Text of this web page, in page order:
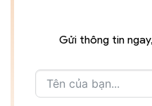
Gửi thông tin